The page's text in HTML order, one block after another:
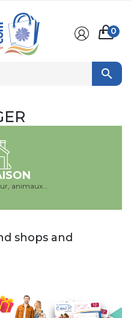
0

animaux...
shops and